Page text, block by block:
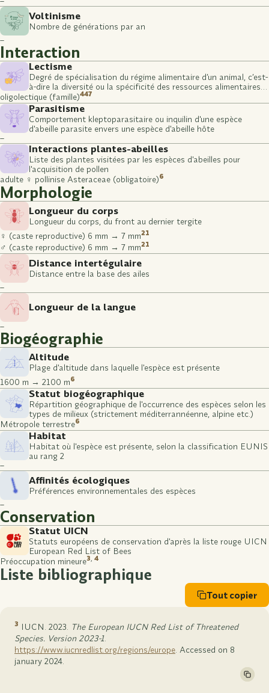
Voltinisme
Nombre de générations par an
–
Interaction
Lectisme
Degré de spécialisation du régime alimentaire d’un animal, c’est-
à-dire la diversité ou la spécificité des ressources alimentaires
qu’il consomme (stade larvaire)
oligolectique (famille)447
Parasitisme
Comportement kleptoparasitaire ou inquilin d'une espèce
d'abeille parasite envers une espèce d'abeille hôte
–
Interactions plantes-abeilles
Liste des plantes visitées par les espèces d'abeilles pour
l'acquisition de pollen
adulte ♀ pollinise Asteraceae (obligatoire)6
Morphologie
Longueur du corps
Longueur du corps, du front au dernier tergite
♀ (caste reproductive) 6 mm → 7 mm21
♂ (caste reproductive) 6 mm → 7 mm21
Distance intertégulaire
Distance entre la base des ailes
–
Longueur de la langue
–
Biogéographie
Altitude
Plage d'altitude dans laquelle l'espèce est présente
1600 m → 2100 m6
Statut biogéographique
Répartition géographique de l'occurrence des espèces selon les
types de milieux (strictement méditerrannéenne, alpine etc.)
Métropole terrestre6
Habitat
Habitat où l'espèce est présente, selon la classification EUNIS
au rang 2
–
Affinités écologiques
Préférences environnementales des espèces
–
Conservation
Statut UICN
Statuts européens de conservation d'après la liste rouge UICN
European Red List of Bees
Préoccupation mineure3, 4
Liste bibliographique
Tout copier
3 IUCN. 2023. The European IUCN Red List of Threatened
Species. Version 2023-1.
https://www.iucnredlist.org/regions/europe. Accessed on 8
january 2024.